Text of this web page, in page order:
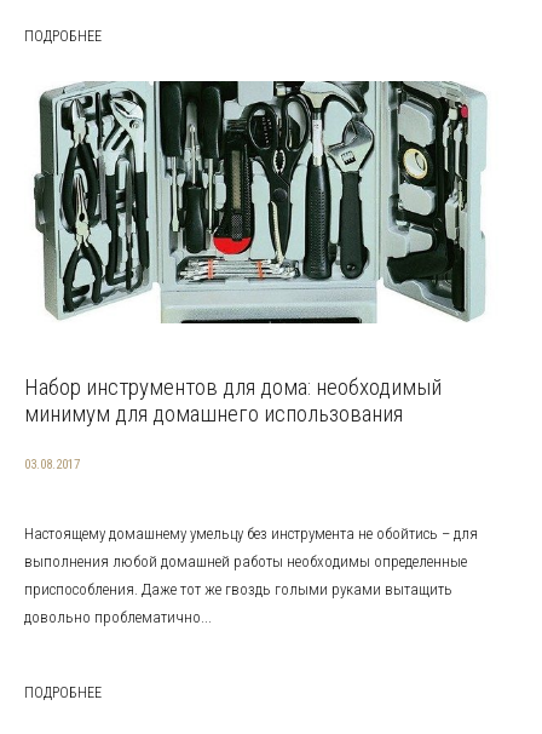
ПОДРОБНЕЕ
Набор инструментов для дома: необходимый
минимум для домашнего использования
03.08.2017
Настоящему домашнему умельцу без инструмента не обойтись – для
выполнения любой домашней работы необходимы определенные
приспособления. Даже тот же гвоздь голыми руками вытащить
довольно проблематично...
ПОДРОБНЕЕ